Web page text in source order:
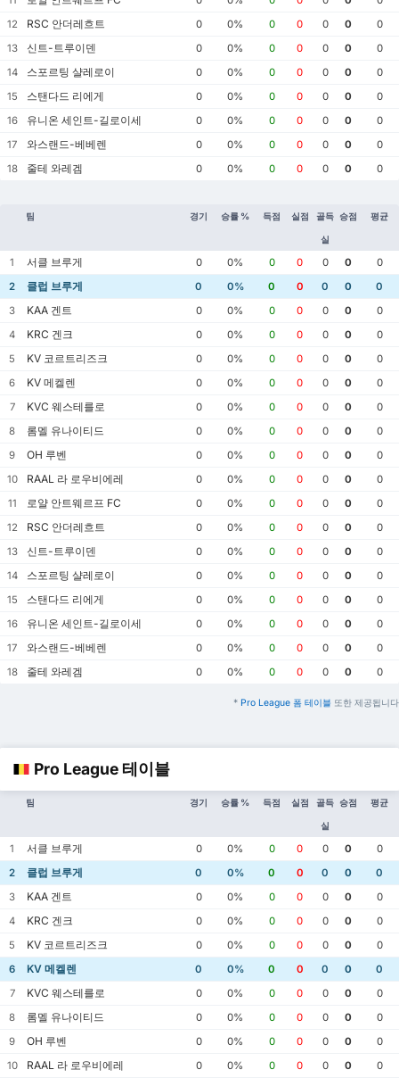
12
RSC 안더레흐트 0 0% 0 0 0 0
0
13
신트-트루이덴 0 0% 0 0 0 0
0
14
스포르팅 샬레로이 0 0% 0 0 0 0
0
15
스탠다드 리에게 0 0% 0 0 0 0
0
16
유니온 세인트-길로이세 0 0% 0 0 0 0
0
17
와스랜드-베베렌 0 0% 0 0 0 0
0
18
줄테 와레겜 0 0% 0 0 0 0 0
팀 경기 승률 % 득점 실점 골득
실
승점 평균
1 서클 브루게 0 0% 0 0 0 0
0
2
클럽 브루게 0 0% 0 0 0 0
0
3
KAA 겐트 0 0% 0 0 0 0
0
4
KRC 겐크 0 0% 0 0 0 0
0
5
KV 코르트리즈크 0 0% 0 0 0 0
0
6
KV 메켈렌 0 0% 0 0 0 0
0
7
KVC 웨스테를로 0 0% 0 0 0 0
0
8
롬멜 유나이티드 0 0% 0 0 0 0
0
9
OH 루벤 0 0% 0 0 0 0
0
10
RAAL 라 로우비에레 0 0% 0 0 0 0
0
11
로얄 안트웨르프 FC 0 0% 0 0 0 0
0
12
RSC 안더레흐트 0 0% 0 0 0 0
0
13
신트-트루이덴 0 0% 0 0 0 0
0
14
스포르팅 샬레로이 0 0% 0 0 0 0
0
15
스탠다드 리에게 0 0% 0 0 0 0
0
16
유니온 세인트-길로이세 0 0% 0 0 0 0
0
17
와스랜드-베베렌 0 0% 0 0 0 0
0
18
줄테 와레겜 0 0% 0 0 0 0 0
* Pro League 폼 테이블 또한 제공됩니다
Pro League 테이블
팀 경기 승률 % 득점 실점 골득
실
승점 평균
1 서클 브루게 0 0% 0 0 0 0
0
2
클럽 브루게 0 0% 0 0 0 0
0
3
KAA 겐트 0 0% 0 0 0 0
0
4
KRC 겐크 0 0% 0 0 0 0
0
5
KV 코르트리즈크 0 0% 0 0 0 0
0
6
KV 메켈렌 0 0% 0 0 0 0
0
7
KVC 웨스테를로 0 0% 0 0 0 0
0
8
롬멜 유나이티드 0 0% 0 0 0 0
0
9
OH 루벤 0 0% 0 0 0 0
0
10
RAAL 라 로우비에레 0 0% 0 0 0 0
0